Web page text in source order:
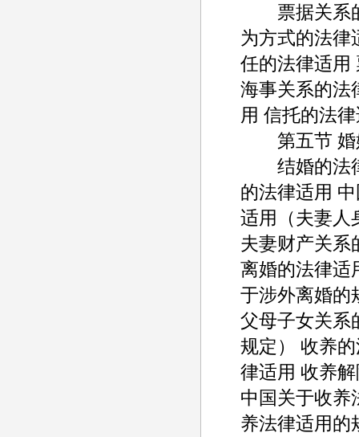
票据关系的
为方式的法律
任的法律适用
海事关系的法
用 信托的法
第五节 婚
结婚的法律
的法律适用
适用（夫妻人
夫妻财产关系
离婚的法律适
于涉外离婚的
父母子女关系
规定） 收养
律适用 收养
中国关于收养
养法律适用的